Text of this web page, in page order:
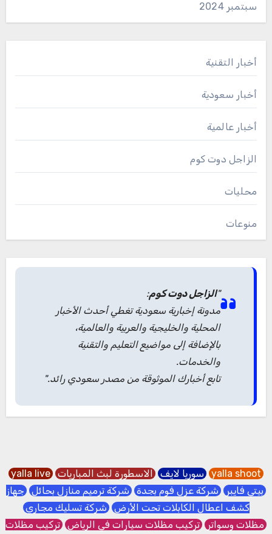
سبتمبر 2024
أخبار التقنية
أخبار سعودية
أخبار عالمية
الزاجل دوت كوم
محليات
منوعات
"الزاجل دوت كوم:
مدونة إخبارية سعودية تغطي أحدث الأخبار
المحلية والخليجية والعربية والعالمية،
بالإضافة إلى مواضيع التعليم والتقنية
والخدمات.
تابع أخبارك الموثوقة من مصدر سعودي رائد."
yalla shoot سوريا لايف الاسطورة لبث المباريات yalla live
بيتي فايبر شركة عزل فوم بجدة شركة ترميم منازل بحائل جهاز
كشف اعطال الكابلات تحت الأرض شركة تسليك مجاري
مظلات وسواتر تركيب مظلات سيارات في الرياض تركيب مظلات